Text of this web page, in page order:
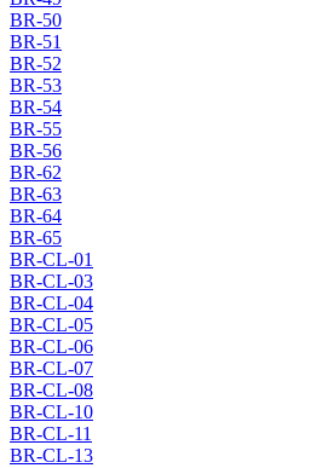
BR-50
BR-51
BR-52
BR-53
BR-54
BR-55
BR-56
BR-62
BR-63
BR-64
BR-65
BR-CL-01
BR-CL-03
BR-CL-04
BR-CL-05
BR-CL-06
BR-CL-07
BR-CL-08
BR-CL-10
BR-CL-11
BR-CL-13